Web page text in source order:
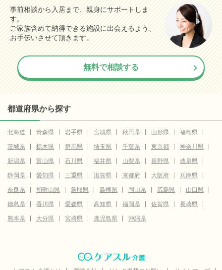
事前相談から入居まで、親身にサポートしま
す。
ご家族含めて納得できる施設に出会えるよう、
お手伝いさせて頂きます。
無料で相談する
都道府県から探す
北海道 青森県 岩手県 宮城県 秋田県 山形県
福島県
茨城県
栃木県 群馬県 埼玉県 千葉県 東京都
神奈川県
新潟県
富山県 石川県 福井県 山梨県 長野県
岐阜県
静岡県
愛知県 三重県 滋賀県 京都府 大阪府
兵庫県
奈良県
和歌山県 鳥取県 島根県 岡山県 広島県
山口県
徳島県
香川県 愛媛県 高知県 福岡県 佐賀県
長崎県
熊本県
大分県 宮崎県 鹿児島県 沖縄県